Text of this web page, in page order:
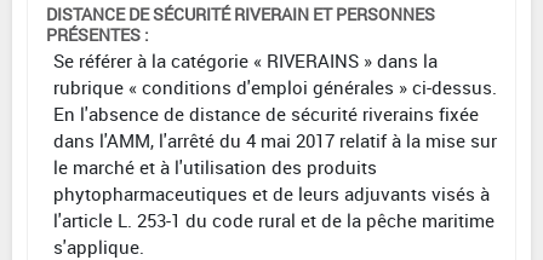
DISTANCE DE SÉCURITÉ RIVERAIN ET PERSONNES
PRÉSENTES :
Se référer à la catégorie « RIVERAINS » dans la
rubrique « conditions d'emploi générales » ci-dessus.
En l'absence de distance de sécurité riverains fixée
dans l'AMM, l'arrêté du 4 mai 2017 relatif à la mise sur
le marché et à l'utilisation des produits
phytopharmaceutiques et de leurs adjuvants visés à
l'article L. 253-1 du code rural et de la pêche maritime
s'applique.